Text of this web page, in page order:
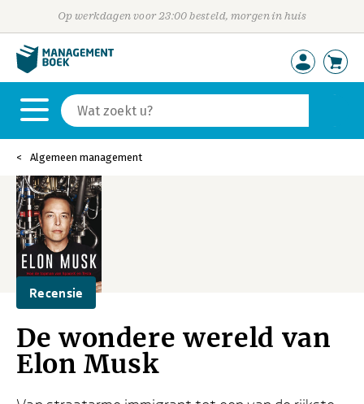
Op werkdagen voor 23:00 besteld, morgen in huis
Algemeen management
Recensie
De wondere wereld van
Elon Musk